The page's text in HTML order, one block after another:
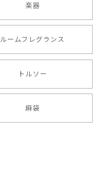
楽器
ルームフレグランス
トルソー
麻袋